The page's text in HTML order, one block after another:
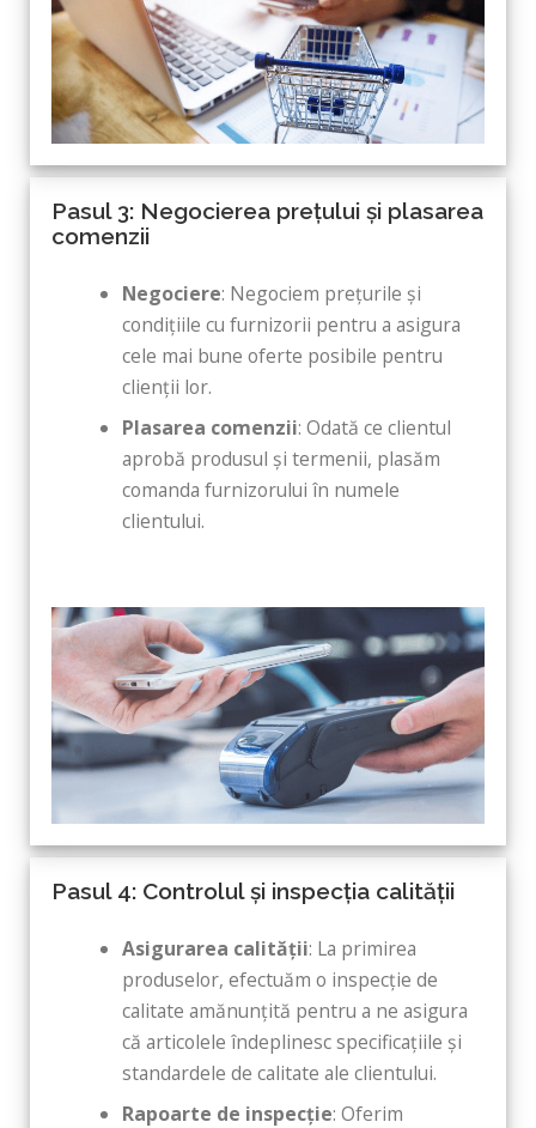
Pasul 3: Negocierea prețului și plasarea
comenzii
Negociere: Negociem prețurile și
condițiile cu furnizorii pentru a asigura
cele mai bune oferte posibile pentru
clienții lor.
Plasarea comenzii: Odată ce clientul
aprobă produsul și termenii, plasăm
comanda furnizorului în numele
clientului.
Pasul 4: Controlul și inspecția calității
Asigurarea calității: La primirea
produselor, efectuăm o inspecție de
calitate amănunțită pentru a ne asigura
că articolele îndeplinesc specificațiile și
standardele de calitate ale clientului.
Rapoarte de inspecție: Oferim